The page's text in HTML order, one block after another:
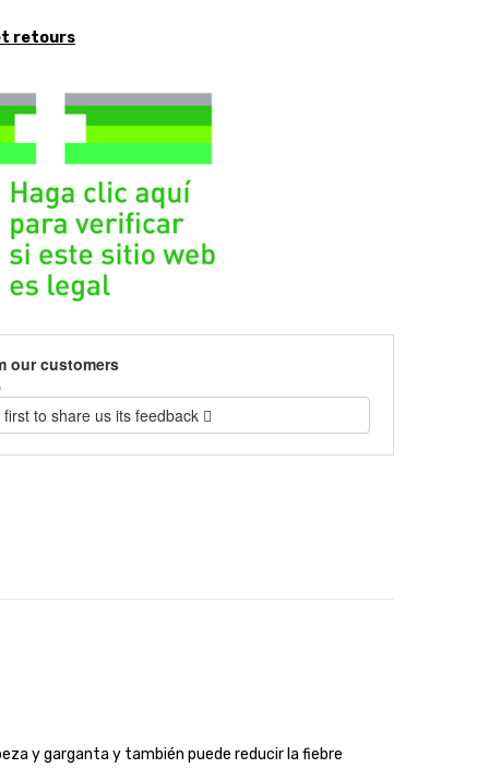
retours
our customers
to share us its feedback
y garganta y también puede reducir la fiebre